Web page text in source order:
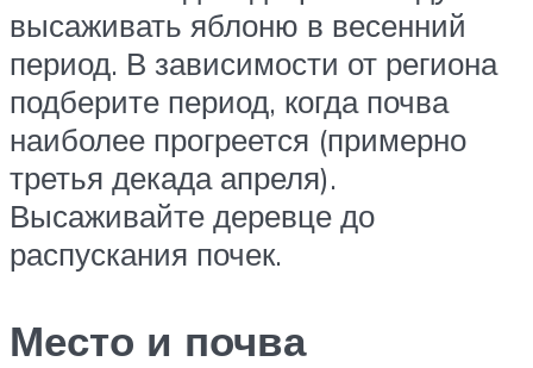
высаживать яблоню в весенний
период. В зависимости от региона
подберите период, когда почва
наиболее прогреется (примерно
третья декада апреля).
Высаживайте деревце до
распускания почек.
Место и почва